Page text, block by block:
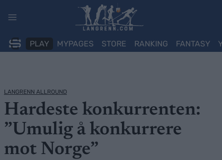
PLAY MYPAGES STORE RANKING FANTASY
LANGRENN ALLROUND
Hardeste konkurrenten:
”Umulig å konkurrere
mot Norge”